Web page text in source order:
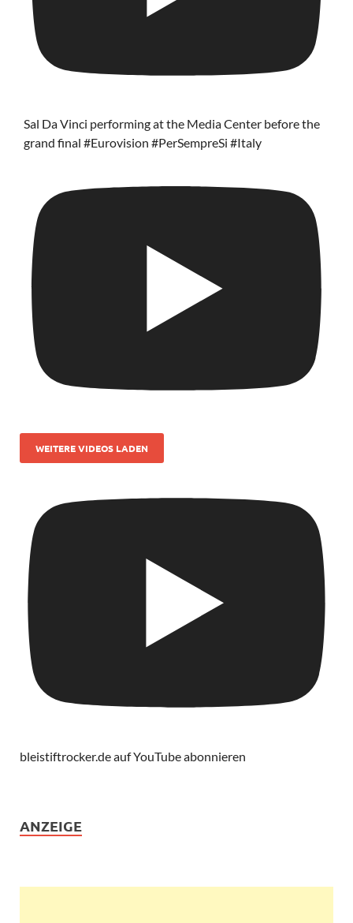
Sal Da Vinci performing at the Media Center before the
grand final #Eurovision #PerSempreSi #Italy
WEITERE VIDEOS LADEN
bleistiftrocker.de auf YouTube abonnieren
ANZEIGE